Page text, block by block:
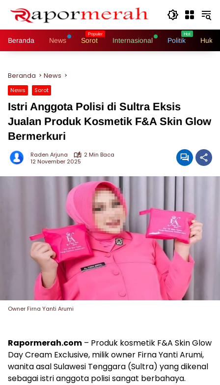
Beranda News Sorot Internasional Politik
Beranda News
News Sorot
Istri Anggota Polisi di Sultra Eksis
Jualan Produk Kosmetik F&A Skin Glow
Bermerkuri
Raden Arjuna
2 Min Baca
12 November 2025
Owner Firna Yanti Arumi
Rapormerah.com – Produk kosmetik F&A Skin Glow
Day Cream Exclusive, milik owner Firna Yanti Arumi,
wanita asal Sulawesi Tenggara (Sultra) yang dikenal
sebagai istri anggota polisi sangat berbahaya.